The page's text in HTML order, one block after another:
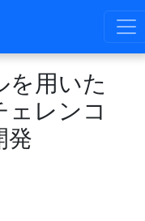
を用いた
ェレンコ
発